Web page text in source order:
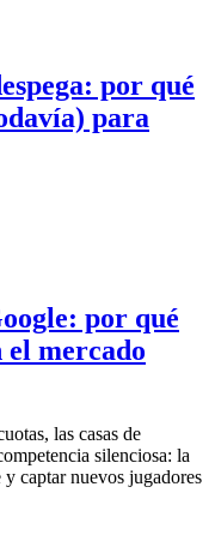
por qué
para
por qué
el mercado
las casas de
silenciosa: la
captar nuevos jugadores